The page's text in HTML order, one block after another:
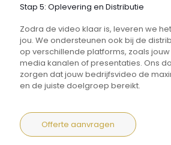
Stap 5: Oplevering en Distributie
Zodra de video klaar is, leveren we
jou. We ondersteunen ook bij de
op verschillende platforms, zoals
media kanalen of presentaties. Ons
zorgen dat jouw bedrijfsvideo de
en de juiste doelgroep bereikt.
Offerte aanvragen